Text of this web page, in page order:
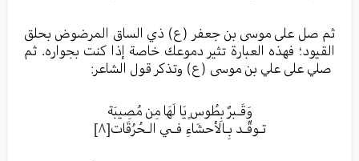
ثم صل على موسى بن جعفر (ع) ذي الساق المرضوض بحلق
القيود؛ فهذه العبارة تثير دموعك خاصة إذا كنت بجواره. ثم
صلي على علي بن موسى (ع) وتذكر قول الشاعر:
وَقَـبرٌ بِطُوسٍ يَا لَهَا مِن مُصِيبَة
تـوقّـد بِـالأحشَاءِ فـي الـحُرُقَات[٨]